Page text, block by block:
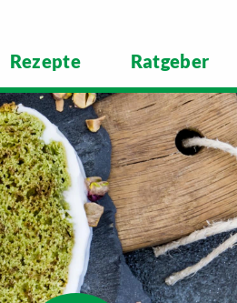
Rezepte Ratgeber